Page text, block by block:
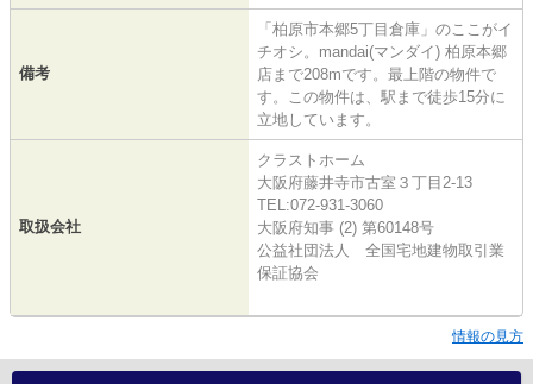
備考
「柏原市本郷5丁目倉庫」のここがイ
チオシ。mandai(マンダイ) 柏原本郷
店まで208mです。最上階の物件で
す。この物件は、駅まで徒歩15分に
立地しています。
取扱会社
クラストホーム
大阪府藤井寺市古室３丁目2-13
TEL:072-931-3060
大阪府知事 (2) 第60148号
公益社団法人 全国宅地建物取引業
保証協会
情報の見方